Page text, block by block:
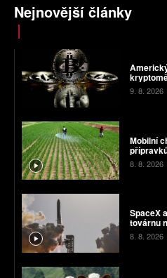
Nejnovější články
9. 8. 2026
Mobilní
8. 8. 2026
SpaceX
továrnu
8. 8. 2026